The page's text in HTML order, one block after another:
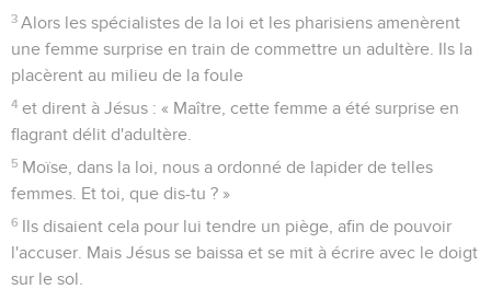
3 Alors les spécialistes de la loi et les pharisiens amenèrent
une femme surprise en train de commettre un adultère. Ils la
placèrent au milieu de la foule
4 et dirent à Jésus : « Maître, cette femme a été surprise en
flagrant délit d'adultère.
5 Moïse, dans la loi, nous a ordonné de lapider de telles
femmes. Et toi, que dis-tu ? »
6 Ils disaient cela pour lui tendre un piège, afin de pouvoir
l'accuser. Mais Jésus se baissa et se mit à écrire avec le doigt
sur le sol.